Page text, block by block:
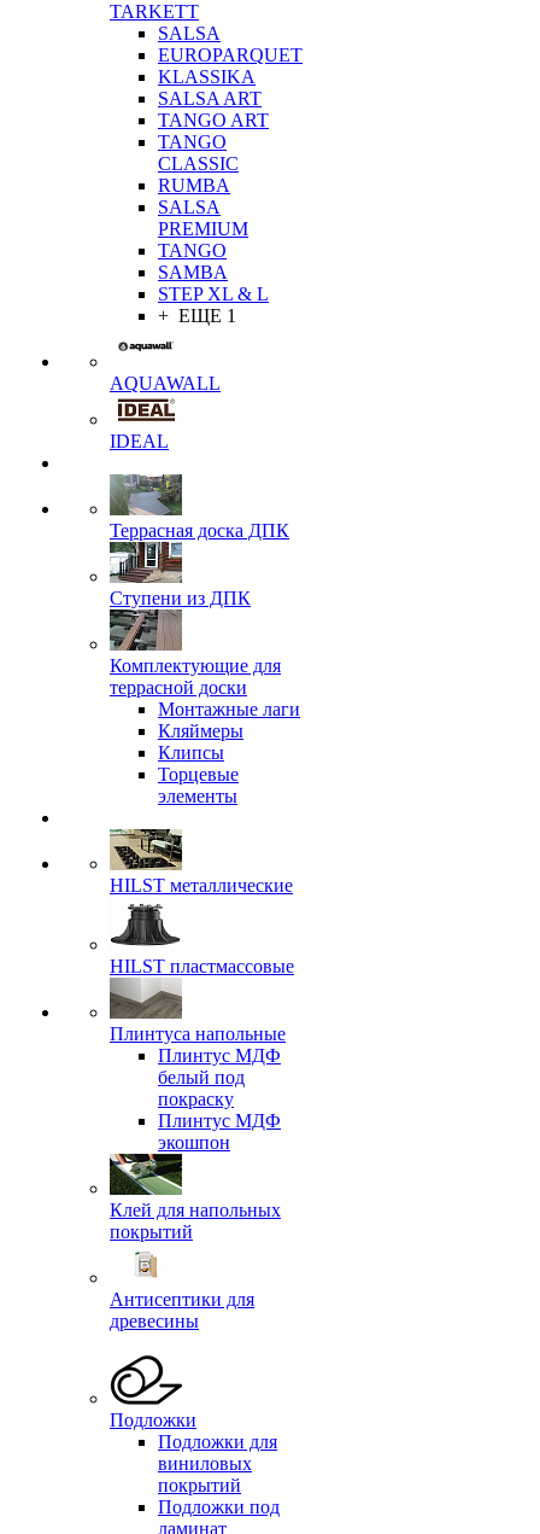
TARKETT
SALSA
EUROPARQUET
KLASSIKA
SALSA ART
TANGO ART
TANGO
CLASSIC
RUMBA
SALSA
PREMIUM
TANGO
SAMBA
STEP XL & L
+ ЕЩЕ 1
AQUAWALL
IDEAL
Террасная доска ДПК
Ступени из ДПК
Комплектующие для
террасной доски
Монтажные лаги
Кляймеры
Клипсы
Торцевые
элементы
HILST металлические
HILST пластмассовые
Плинтуса напольные
Плинтус МДФ
белый под
покраску
Плинтус МДФ
экошпон
Клей для напольных
покрытий
Антисептики для
древесины
Подложки
Подложки для
виниловых
покрытий
Подложки под
ламинат